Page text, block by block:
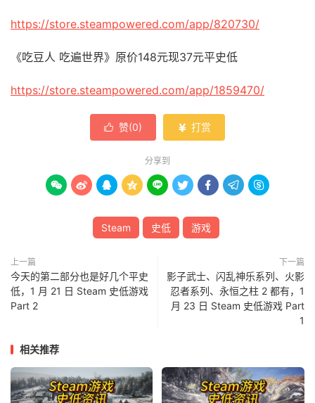
https://store.steampowered.com/app/820730/
《吃豆人 吃遍世界》原价148元现37元平史低
https://store.steampowered.com/app/1859470/
 赞(0)  打赏
分享到
        
Steam 史低 游戏
上一篇
今天的第二部分也是好几个平史
低，1 月 21 日 Steam 史低游戏
Part 2
下一篇
影子武士、闪乱神乐系列、火影
忍者系列、永恒之柱 2 都有，1
月 23 日 Steam 史低游戏 Part
1
相关推荐